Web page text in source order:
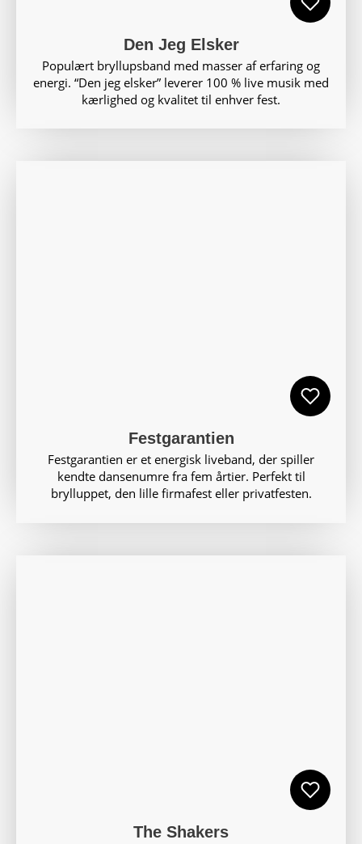
Den Jeg Elsker
Populært bryllupsband med masser af erfaring og
energi. “Den jeg elsker” leverer 100 % live musik med
kærlighed og kvalitet til enhver fest.
Festgarantien
Festgarantien er et energisk liveband, der spiller
kendte dansenumre fra fem årtier. Perfekt til
brylluppet, den lille firmafest eller privatfesten.
The Shakers